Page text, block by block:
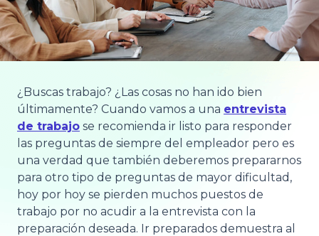
¿Buscas trabajo? ¿Las cosas no han ido bien
últimamente? Cuando vamos a una entrevista
de trabajo se recomienda ir listo para responder
las preguntas de siempre del empleador pero es
una verdad que también deberemos prepararnos
para otro tipo de preguntas de mayor dificultad,
hoy por hoy se pierden muchos puestos de
trabajo por no acudir a la entrevista con la
preparación deseada. Ir preparados demuestra al